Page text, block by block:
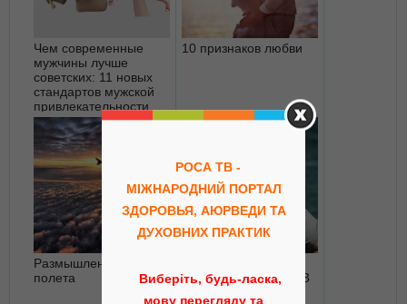
Чем современные
мужчины лучше
советских: 11 новых
стандартов мужской
привлекательности
10 признаков любви
Размышления после
полета
Ричарду Брэнсону 63
РОСА ТВ -
МІЖНАРОДНИЙ ПОРТАЛ
ЗДОРОВЬЯ, АЮРВЕДИ ТА
ДУХОВНИХ ПРАКТИК
Виберіть, будь-ласка,
мову перегляду та